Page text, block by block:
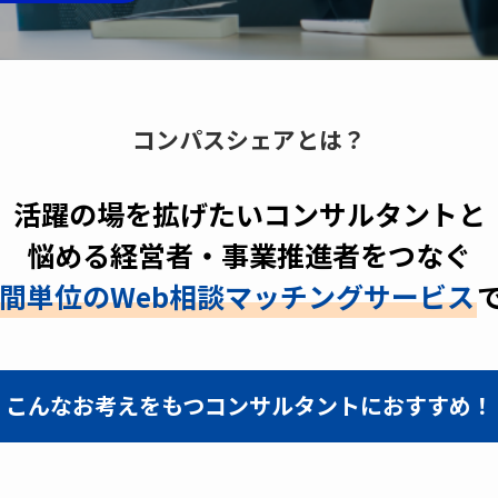
コンパスシェアとは？
活躍の場を拡げたいコンサルタントと
悩める経営者・事業推進者をつなぐ
単位のWeb相談マッチングサービス
こんなお考えをもつコンサルタントにおすすめ！